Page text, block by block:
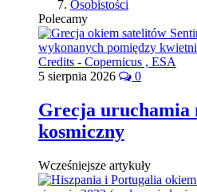
Osobistości
Polecamy
5 sierpnia 2026 0
Grecja uruchamia
kosmiczny
Wcześniejsze artykuły